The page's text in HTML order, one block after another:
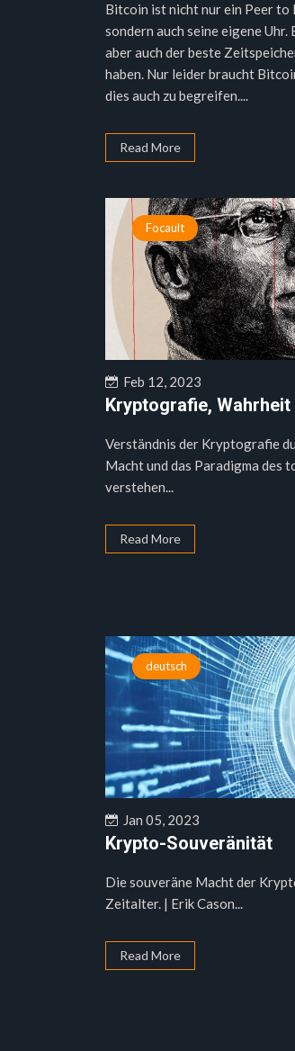
Bitcoin ist nicht nur ein Peer to
sondern auch seine eigene Uhr.
aber auch der beste
haben. Nur leider braucht
dies auch zu begreifen....
Read More
Focault
Feb 12, 2023
Kryptografie,
Verständnis der Kryptografie
Macht und das Paradigma des
verstehen...
Read More
deutsch
Jan 05, 2023
Krypto-Souveränität
Die souveräne Macht der
Zeitalter. | Erik Cason...
Read More